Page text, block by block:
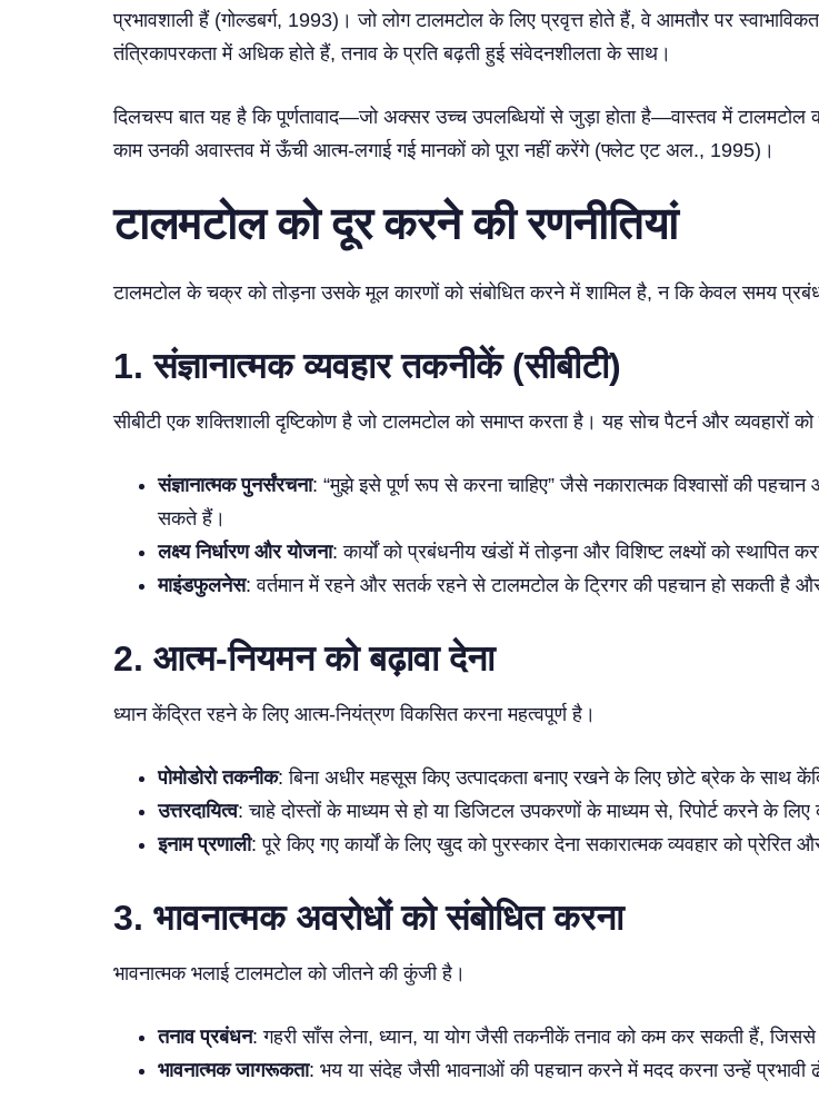
प्रभावशाली हैं (गोल्डबर्ग, 1993)। जो लोग टालमटोल के लिए प्रवृत्त होते हैं, वे आमतौर पर
तंत्रिकापरकता में अधिक होते हैं, तनाव के प्रति बढ़ती हुई संवेदनशीलता के साथ।
दिलचस्प बात यह है कि पूर्णतावाद—जो अक्सर उच्च उपलब्धियों से जुड़ा होता है—वास्तव में टालमटोल
काम उनकी अवास्तव में ऊँची आत्म-लगाई गई मानकों को पूरा नहीं करेंगे (फ्लेट एट अल., 1995)।
टालमटोल को दूर करने की रणनीतियां
टालमटोल के चक्र को तोड़ना उसके मूल कारणों को संबोधित करने में शामिल है, न कि केवल समय
1.संज्ञानात्मक व्यवहार तकनीकें (सीबीटी)
सीबीटी एक शक्तिशाली दृष्टिकोण है जो टालमटोल को समाप्त करता है। यह सोच पैटर्न और व्यवहारों
संज्ञानात्मक पुनर्संरचना: “मुझे इसे पूर्ण रूप से करना चाहिए” जैसे नकारात्मक विश्वासों की
सकते हैं।
लक्ष्य निर्धारण और योजना: कार्यों को प्रबंधनीय खंडों में तोड़ना और विशिष्ट लक्ष्यों को स्थापित
माइंडफुलनेस: वर्तमान में रहने और सतर्क रहने से टालमटोल के ट्रिगर की पहचान हो सकती है
2. आत्म-नियमन को बढ़ावा देना
ध्यान केंद्रित रहने के लिए आत्म-नियंत्रण विकसित करना महत्वपूर्ण है।
पोमोडोरो तकनीक: बिना अधीर महसूस किए उत्पादकता बनाए रखने के लिए छोटे ब्रेक के साथ
उत्तरदायित्व: चाहे दोस्तों के माध्यम से हो या डिजिटल उपकरणों के माध्यम से, रिपोर्ट करने के लिए
इनाम प्रणाली: पूरे किए गए कार्यों के लिए खुद को पुरस्कार देना सकारात्मक व्यवहार को
3. भावनात्मक अवरोधों को संबोधित करना
भावनात्मक भलाई टालमटोल को जीतने की कुंजी है।
तनाव प्रबंधन: गहरी साँस लेना, ध्यान, या योग जैसी तकनीकें तनाव को कम कर सकती हैं, जिससे
भावनात्मक जागरूकता: भय या संदेह जैसी भावनाओं की पहचान करने में मदद करना उन्हें